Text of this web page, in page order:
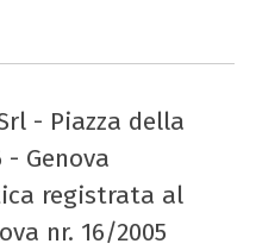
- Piazza della
Genova
registrata al
nr. 16/2005